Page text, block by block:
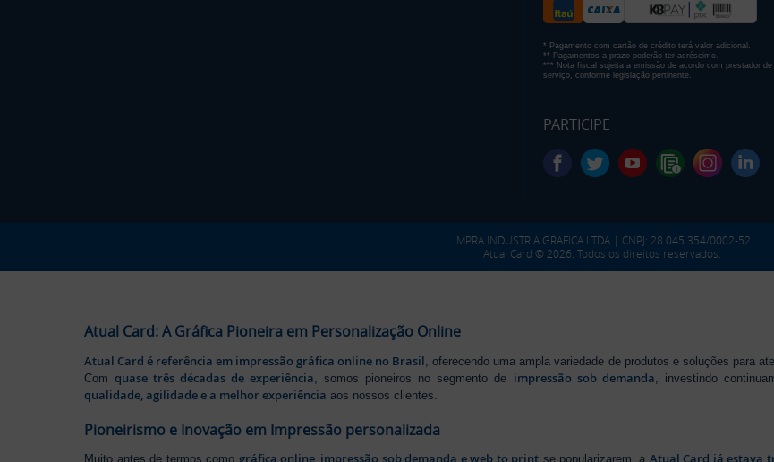
* Pagamento com cartão de crédito terá valor adicional.
** Pagamentos a prazo poderão ter acréscimo.
*** Nota fiscal sujeita a emissão de acordo com prestador de
serviço, conforme legislação pertinente.
PARTICIPE
IMPRA INDUSTRIA GRAFICA LTDA | CNPJ: 28.045.354/0002-52
Atual Card © 2026. Todos os direitos reservados.
Atual Card: A Gráfica Pioneira em Personalização Online
Atual Card é referência em impressão gráfica online no Brasil , oferecendo uma ampla variedade de produtos e soluções para
Comquase três décadas de experiência , somos pioneiros no segmento de impressão sob demanda , investindo
qualidade, agilidade e a melhor experiência aos nossos clientes.
Pioneirismo e Inovação em Impressão personalizada
Muito antes de termos como se popularizarem, a